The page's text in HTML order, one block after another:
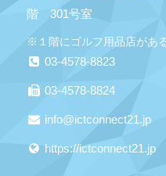
階 301号室
※１階にゴルフ用品店があ
03-4578-8823
03-4578-8824
info@ictconnect21.jp
https://ictconnect21.jp